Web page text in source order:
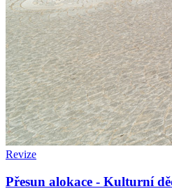
Revize
Přesun alokace - Kulturní